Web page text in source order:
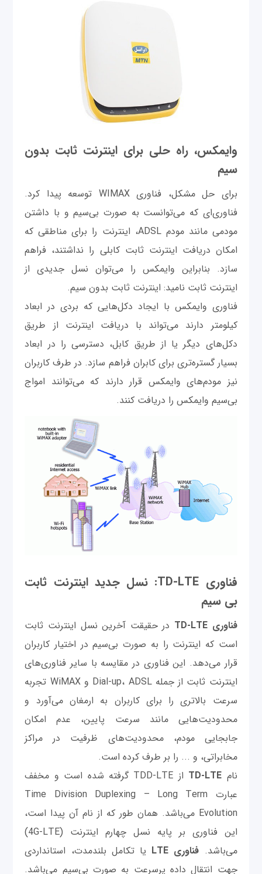
وایمکس، راه حلی برای اینترنت ثابت بدون
سیم
برای حل مشکل، فناوری WIMAX توسعه پیدا کرد.
فناوری‌ای که می‌توانست به صورت بی‌سیم و با داشتن
مودمی مانند مودم ADSL، اینترنت را برای مناطقی که
امکان دریافت اینترنت ثابت کابلی را نداشتند، فراهم
سازد. بنابراین وایمکس را می‌توان نسل جدیدی از
اینترنت ثابت نامید: اینترنت ثابت بدون سیم.
فناوری وایمکس با ایجاد دکل‌هایی که بردی در ابعاد
کیلومتر دارند می‌تواند با دریافت اینترنت از طریق
دکل‌های دیگر یا از طریق کابل، دسترسی را در ابعاد
بسیار گستره‌تری برای کابران فراهم سازد. در طرف کاربران
نیز مودم‌های وایمکس قرار دارند که می‌توانند امواج
بی‌سیم وایمکس را دریافت کنند.
فناوری TD-LTE: نسل جدید اینترنت ثابت
بی سیم
فناوری TD-LTE
در حقیقت آخرین نسل اینترنت ثابت
است که اینترنت را به صورت بی‌سیم در اختیار کاربران
قرار می‌دهد. این فناوری در مقایسه با سایر فناوری‌های
اینترنت ثابت از جمله Dial-up، ADSL و WiMAX تجربه
سرعت بالاتری را برای کاربران به ارمغان می‌آورد و
محدودیت‌هایی مانند سرعت پایین، عدم امکان
جابجایی مودم، محدودیت‌های ظرفیت در مراکز
مخابراتی، و ... را بر طرف کرده‌ است.
نام TD-LTE
از TDD-LTE گرفته شده است و مخفف
عبارت Time Division Duplexing – Long Term
Evolution می‌باشد. همان طور که از نام آن پیدا است،
این فناوری بر پایه نسل چهارم اینترنت (4G-LTE)
می‌باشد. فناوری LTE
یا تکامل بلندمدت، استانداردی
جهت انتقال داده پرسرعت به صورت بی‌سیم می‌باشد.